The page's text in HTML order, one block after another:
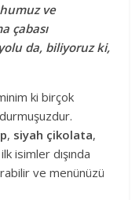
ve
çabası
da, biliyoruz ki,
ki birçok
, siyah çikolata,
isimler dışında
ve menünüzü